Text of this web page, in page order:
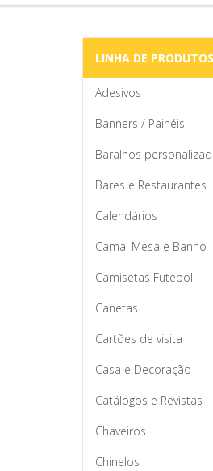
LINHA DE PRODUTOS
Adesivos
Banners / Painéis
Baralhos
Bares e Restaurantes
Calendários
Cama, Mesa e Banho
Camisetas Futebol
Canetas
Cartões de visita
Casa e Decoração
Catálogos e Revistas
Chaveiros
Chinelos